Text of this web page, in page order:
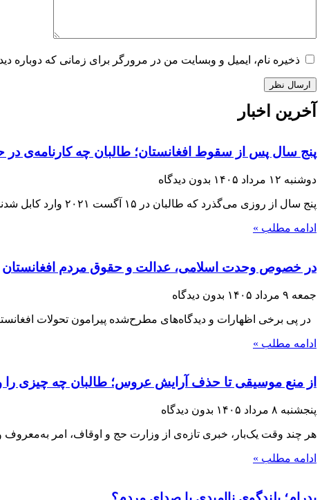
ذخیره نام، ایمیل و وبسایت من در مرورگر برای زمانی که دوباره
آخرین اخبار
پنج سال پس از سقوط افغانستان؛ طالبان چه کارنامه‌ی در
دوشنبه ۱۲ مرداد ۱۴۰۵ بدون دیدگاه
پنج سال از روزی می‌گذرد که طالبان در ۱۵ آگست ۲۰۲۱ وارد کابل شدند و با فروپاشی حکومت جمهوریت، بار دیگر قدرت را در افغانستان
ادامه مطلب »
در خصوص وحدت اسلامی، عدالت و حقوق مردم افغانستان
جمعه ۹ مرداد ۱۴۰۵ بدون دیدگاه
در پی برخی اظهارات و دیدگاه‌های مطرح‌شده پیرامون تحولات
ادامه مطلب »
از منع موسیقی تا حذف آرایش عروس؛ طالبان چه چیزی را
پنجشنبه ۸ مرداد ۱۴۰۵ بدون دیدگاه
هر چند وقت یک‌بار، خبری تازه‌ی از وزارت حج و اوقاف، امر
ادامه مطلب »